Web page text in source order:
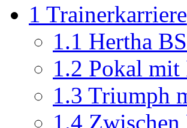
1 Trainerkarriere
1.1 Hertha
1.2 Pokal mit
1.3 Triumph
1.4 Zwischen